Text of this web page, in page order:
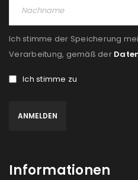
Ich stimme der Speicherung
Verarbeitung, gemäß der
Ich stimme zu
Informationen